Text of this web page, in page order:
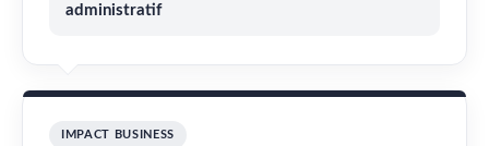
administratif
IMPACT BUSINESS